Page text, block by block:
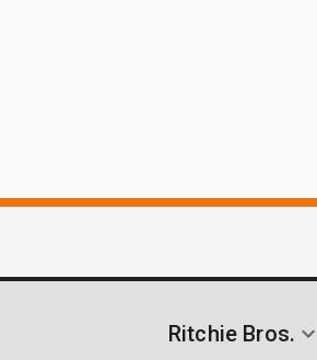
Ritchie Bros.